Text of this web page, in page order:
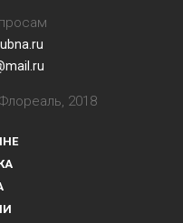
2018